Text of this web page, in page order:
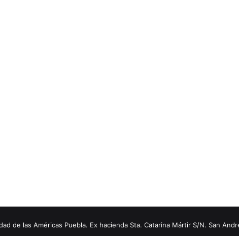
de las Américas Puebla. Ex hacienda Sta. Catarina Mártir S/N. San